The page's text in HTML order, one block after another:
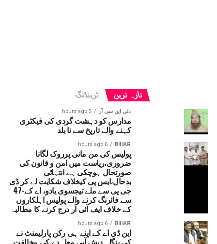
تازہ ترین ٹرینڈنگ
دلی این سی آر 5 hours ago
مدارس کو دہشت گردی کی فیکٹری
کہنے والے تاریخ سے نا بلد
BIHAR
6 hours ago
پولیس کی من مانی پرروک لگانا
ضروری،ریاست میں امن و قانون کی
صورتحال ہوچکی ہے انتہائی
بدحال،ایس پی کیخلاف شکایت لے کر ڈی
جی پی سے ملے تیجسوی یادو، اے کے-47
سے فائرنگ کرنے والے پولیس اہلکاروں
کے خلاف ایف آئی آر درج کرنے کا مطالبہ
BIHAR
6 hours ago
این ڈی اے کے اپنے ہی رکن پارلیمنٹ نے
کی بنگلہ دیش آبی معاہدے کی مخالفت